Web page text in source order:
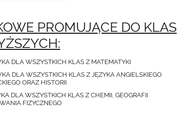
PROMUJĄCE DO KLAS
DLA WSZYSTKICH KLAS Z MATEMATYKI
DLA WSZYSTKICH KLAS Z JĘZYKA ANGIELSKIEGO
HISTORII
DLA WSZYSTKICH KLAS Z CHEMII, GEOGRAFII